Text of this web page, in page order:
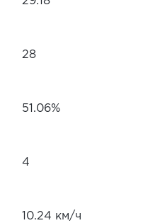
28
51.06%
4
10.24 км/ч